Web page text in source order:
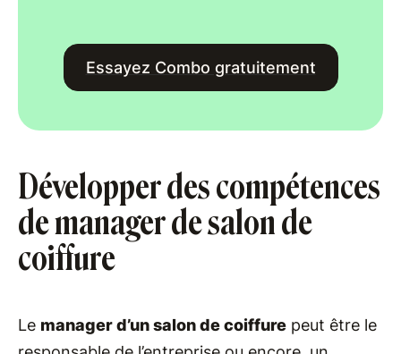
Essayez Combo gratuitement
Développer des compétences
de manager de salon de
coiffure
Le manager d’un salon de coiffure peut être le